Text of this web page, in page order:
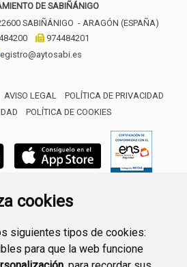
cookies
siguientes tipos de cookies:
para que la web funcione
DE SABIÑÁNIGO
SABIÑÁNIGO - ARAGÓN (ESPAÑA)
974484201
AVISO LEGAL
POLÍTICA DE PRIVACIDAD
POLÍTICA DE COOKIES